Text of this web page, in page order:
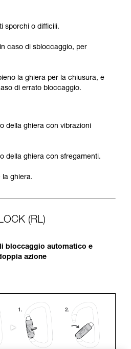
sporchi o difficili.
caso di sbloccaggio, per
la ghiera per la chiusura, è
di errato bloccaggio.
della ghiera con vibrazioni
della ghiera con sfregamenti.
la ghiera.
(RL)
bloccaggio automatico e
azione